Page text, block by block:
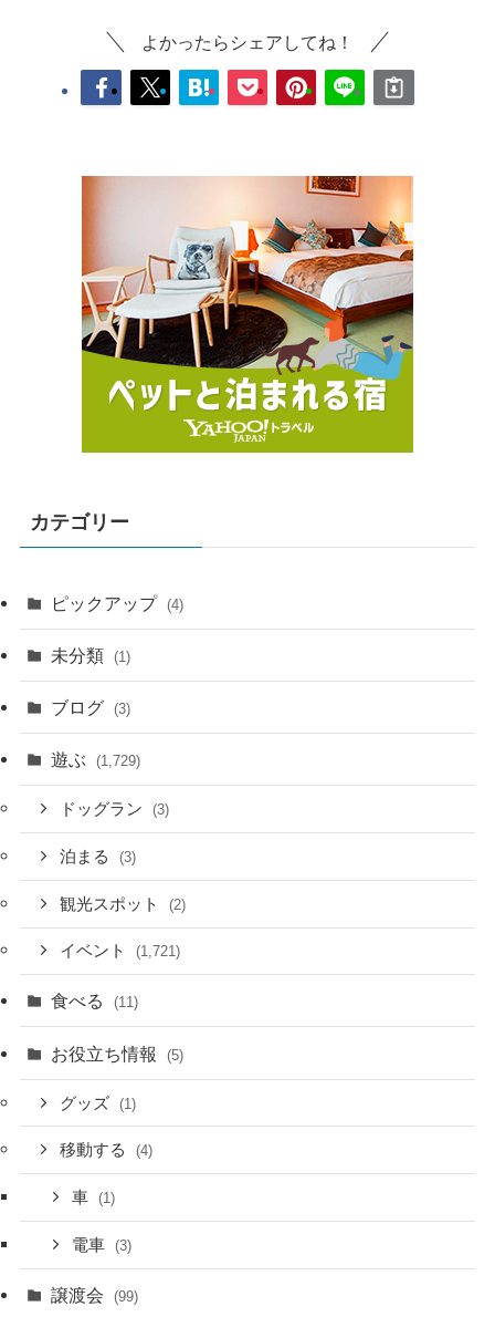
よかったらシェアしてね！
カテゴリー
ピックアップ (4)
未分類 (1)
ブログ (3)
遊ぶ (1,729)
ドッグラン (3)
泊まる (3)
観光スポット (2)
イベント (1,721)
食べる (11)
お役立ち情報 (5)
グッズ (1)
移動する (4)
車 (1)
電車 (3)
譲渡会 (99)